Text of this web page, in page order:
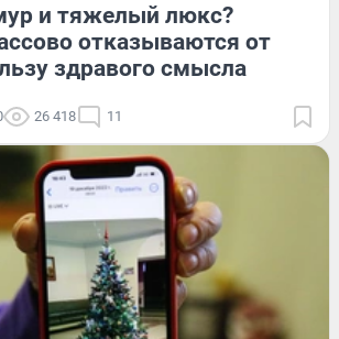
и тяжелый люкс?
отказываются от
здравого смысла
26 418 11